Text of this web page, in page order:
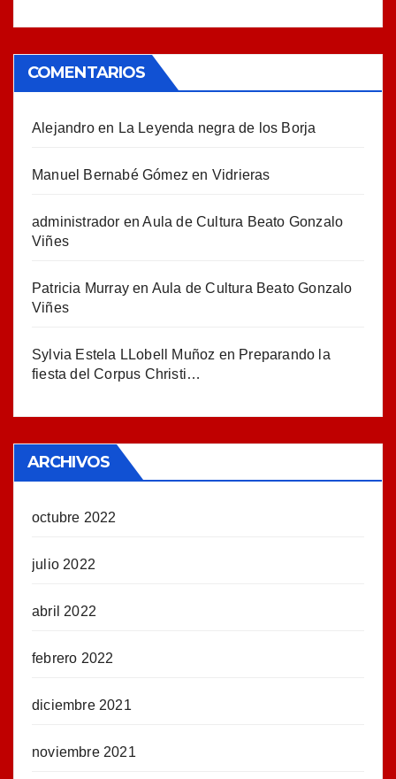
COMENTARIOS
Alejandroen La Leyenda negra de los Borja
Manuel Bernabé Gómez en Vidrieras
administrador enAula de Cultura Beato Gonzalo
Viñes
Patricia Murray en Aula de Cultura Beato Gonzalo
Viñes
Sylvia Estela LLobell Muñoz en Preparando la
fiesta del Corpus Christi…
ARCHIVOS
octubre 2022
julio 2022
abril 2022
febrero 2022
diciembre 2021
noviembre 2021